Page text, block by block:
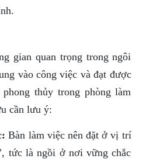
gian quan trọng trong ngôi
vào công việc và đạt được
thủy trong phòng làm
cần lưu ý:
Bàn làm việc nên đặt ở vị trí
tức là ngồi ở nơi vững chắc